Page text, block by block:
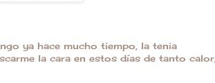
ya hace mucho tiempo, la tenia
la cara en estos días de tanto calor,